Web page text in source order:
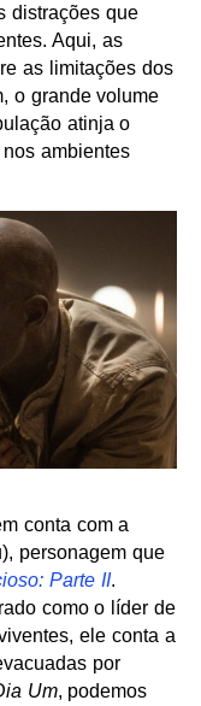
distrações que
Aqui, as
as limitações dos
o grande volume
atinja o
ambientes
conta com a
personagem que
Parte II.
como o líder de
ele conta a
por
Um, podemos